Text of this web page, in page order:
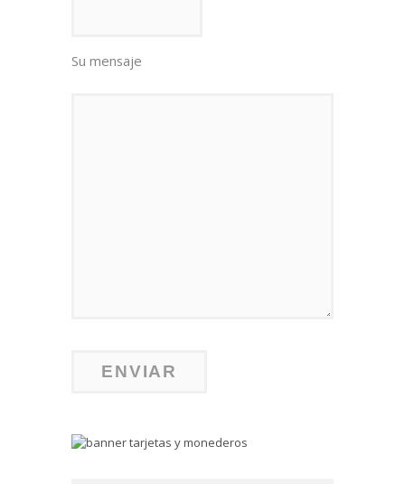
Su mensaje